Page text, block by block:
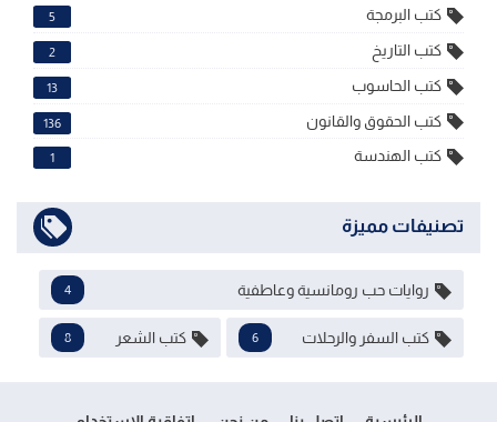
كتب البرمجة 5
كتب التاريخ 2
كتب الحاسوب 13
كتب الحقوق والقانون 136
كتب الهندسة 1
تصنيفات مميزة
روايات حب رومانسية وعاطفية 4
كتب السفر والرحلات 6 كتب الشعر 8